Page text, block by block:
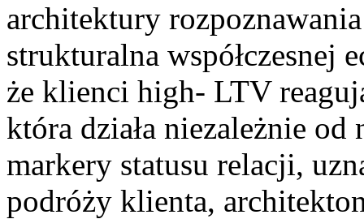
architektury
strukturalna współczesnej
że klienci high- LTV
która działa niezależnie
markery statusu relacji,
podróży klienta,